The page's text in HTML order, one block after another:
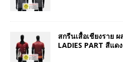
สกรีนเสื้อเชียงราย
LADIES PART สีแด